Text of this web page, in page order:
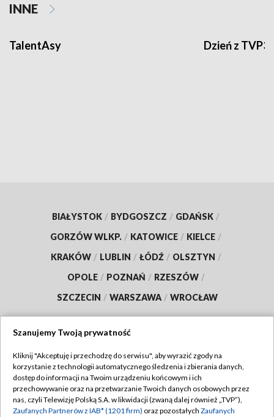
INNE
TalentAsy Dzień z TVP3
BIAŁYSTOK / BYDGOSZCZ / GDAŃSK /
GORZÓW WLKP. / KATOWICE / KIELCE /
KRAKÓW / LUBLIN / ŁÓDŹ / OLSZTYN /
OPOLE / POZNAŃ / RZESZÓW /
SZCZECIN / WARSZAWA / WROCŁAW
Dołącz do nas:
TVP
Abonament TVP
Regulamin TVP
Szanujemy Twoją prywatność
Kliknij "Akceptuję i przechodzę do serwisu", aby wyrazić zgody na
korzystanie z technologii automatycznego śledzenia i zbierania danych,
dostęp do informacji na Twoim urządzeniu końcowym i ich
przechowywanie oraz na przetwarzanie Twoich danych osobowych przez
nas, czyli Telewizję Polską S.A. w likwidacji (zwaną dalej również „TVP”),
Zaufanych Partnerów z IAB* (1201 firm) oraz pozostałych Zaufanych